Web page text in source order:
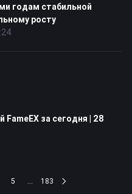
годам стабильной
росту
за сегодня | 28
5 ... 183